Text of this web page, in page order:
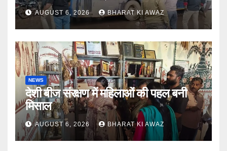
AUGUST 6, 2026 BHARAT KI AWAZ
NEWS
देशी बीज संरक्षण में महिलाओं की पहल बनी
मिसाल
AUGUST 6, 2026 BHARAT KI AWAZ